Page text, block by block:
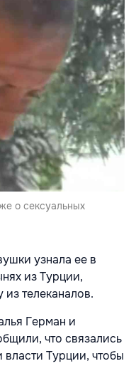
о сексуальных
узнала ее в
из Турции,
телеканалов.
Герман и
что связались
Турции, чтобы